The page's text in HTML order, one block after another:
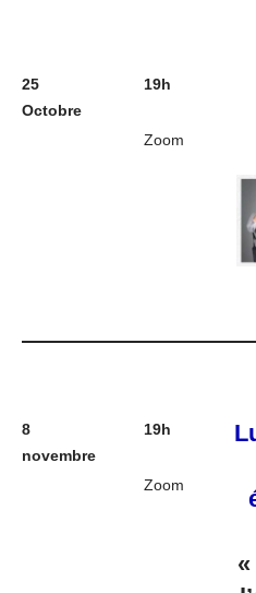
25
Octobre
19h
Zoom
8
novembre
19h
Zoom